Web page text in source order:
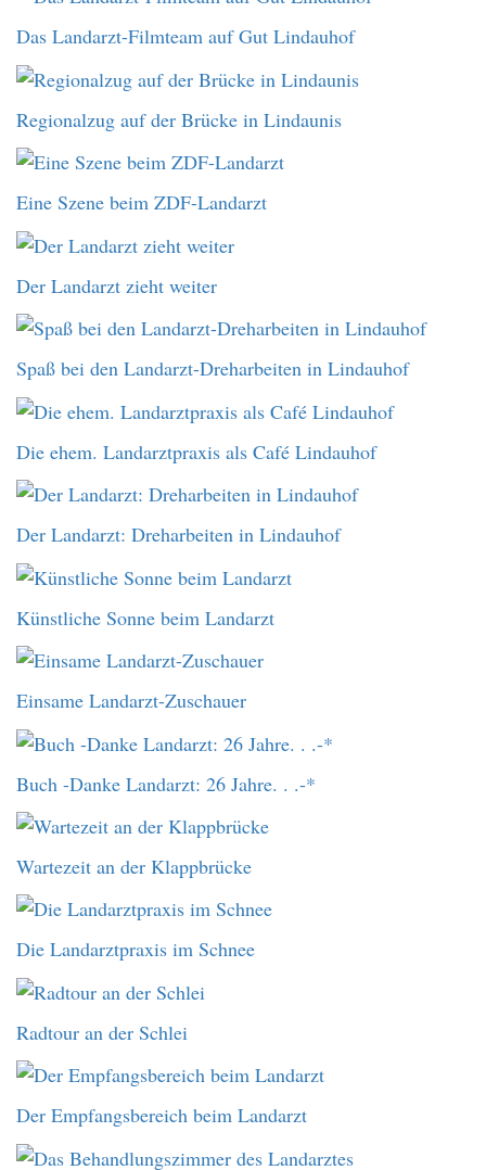
Das Landarzt-Filmteam auf Gut Lindauhof
Regionalzug auf der Brücke in Lindaunis
Eine Szene beim ZDF-Landarzt
Der Landarzt zieht weiter
Spaß bei den Landarzt-Dreharbeiten in Lindauhof
Die ehem. Landarztpraxis als Café Lindauhof
Der Landarzt: Dreharbeiten in Lindauhof
Künstliche Sonne beim Landarzt
Einsame Landarzt-Zuschauer
Buch -Danke Landarzt: 26 Jahre. . .-*
Wartezeit an der Klappbrücke
Die Landarztpraxis im Schnee
Radtour an der Schlei
Der Empfangsbereich beim Landarzt